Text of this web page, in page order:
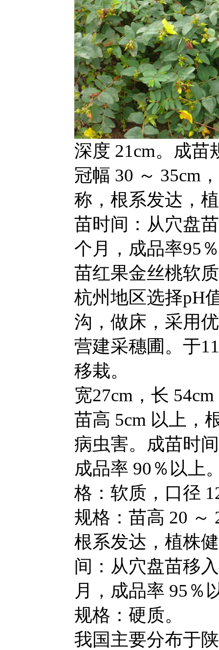
深度 21cm。成苗
冠幅 30 ～ 35cm
称，根系发达，
苗时间：从穴盘
个月，成品率95
苗红果金丝桃软
杭州地区选择pH
沟，做床，采用
营建采穗圃。于
移栽。
宽27cm，长
苗高 5cm 以上，
病虫害。成苗时
成品率 90％以上
格：软质，口径
规格：苗高 20 ～
根系发达，植株
间：从穴盘苗移
月，成品率 95％
规格：硬质。
我国主要分布于